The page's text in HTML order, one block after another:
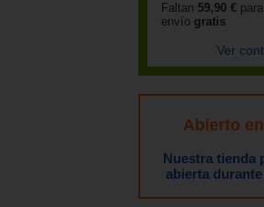
Faltan 59,90 €
envío gratis
Ver
Abierto
Nuestra tienda
abierta